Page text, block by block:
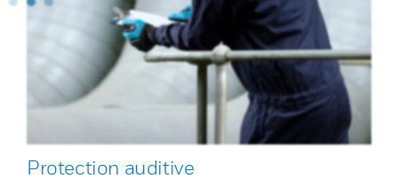
Protection auditive